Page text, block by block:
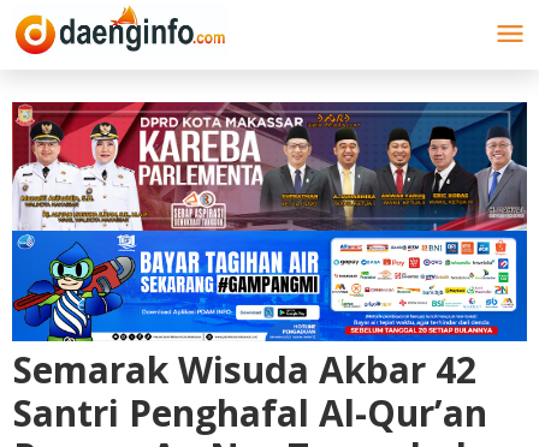
Lewati
ke
Semarak Wisuda Akbar 42
Santri Penghafal Al-Qur’an